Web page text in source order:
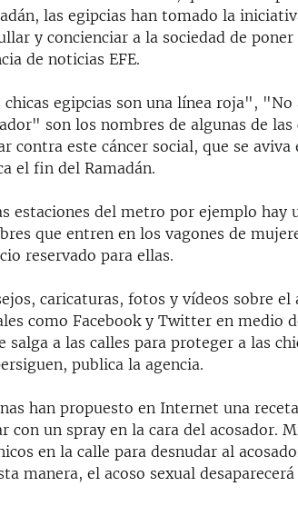
las egipcias han tomado la
y concienciar a la sociedad de
de noticias EFE.
chicas egipcias son una línea roja",
son los nombres de algunas de
contra este cáncer social, que se
el fin del Ramadán.
estaciones del metro por ejemplo hay
que entren en los vagones de
reservado para ellas.
caricaturas, fotos y vídeos sobre el
como Facebook y Twitter en medio
salga a las calles para proteger a las
publica la agencia.
han propuesto en Internet una
con un spray en la cara del acosador.
en la calle para desnudar al
manera, el acoso sexual